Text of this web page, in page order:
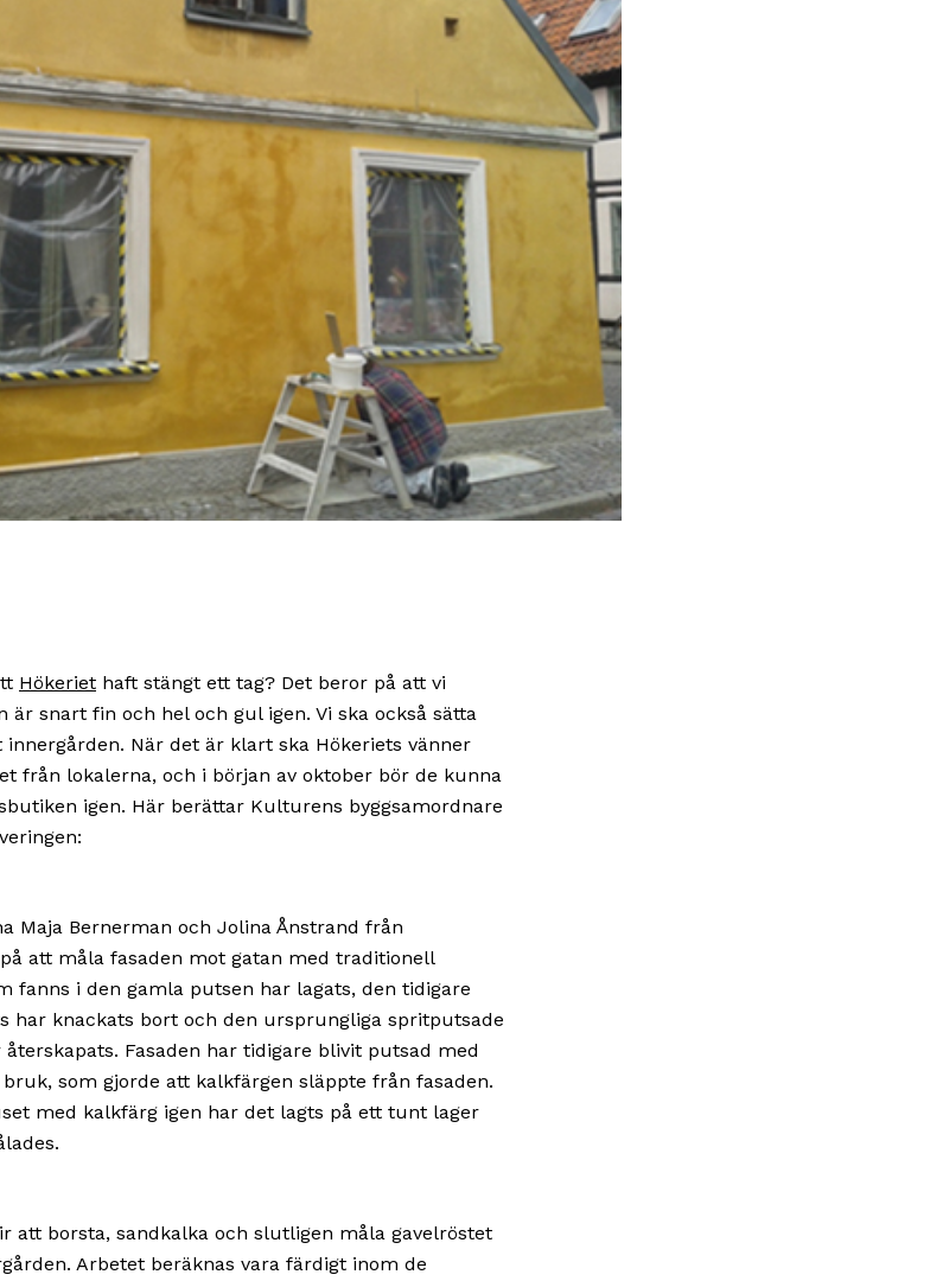
Hökeriet haft stängt ett tag? Det beror på att vi
är snart fin och hel och gul igen. Vi ska också sätta
När det är klart ska Hökeriets vänner
från lokalerna, och i början av oktober bör de kunna
igen. Här berättar Kulturens byggsamordnare
Maja Bernerman och Jolina Ånstrand från
att måla fasaden mot gatan med traditionell
fanns i den gamla putsen har lagats, den tidigare
har knackats bort och den ursprungliga spritputsade
Fasaden har tidigare blivit putsad med
som gjorde att kalkfärgen släppte från fasaden.
med kalkfärg igen har det lagts på ett tunt lager
att borsta, sandkalka och slutligen måla gavelröstet
Arbetet beräknas vara färdigt inom de